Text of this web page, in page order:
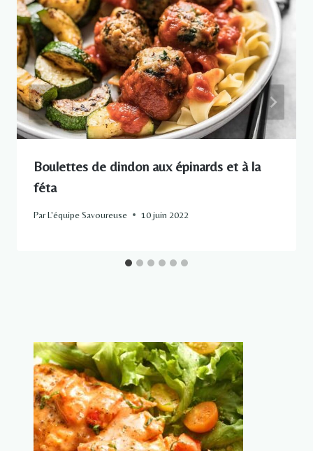
Boulettes de dindon aux épinards et à la
féta
ParL'équipe Savoureuse 10 juin 2022